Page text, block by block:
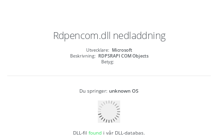
Rdpencom.dll nedladdning
Utvecklare: Microsoft
Beskrivning: RDPSRAPI COM Objects
Betyg:
Du springer: unknown OS
DLL-fil found i vår DLL-databas.